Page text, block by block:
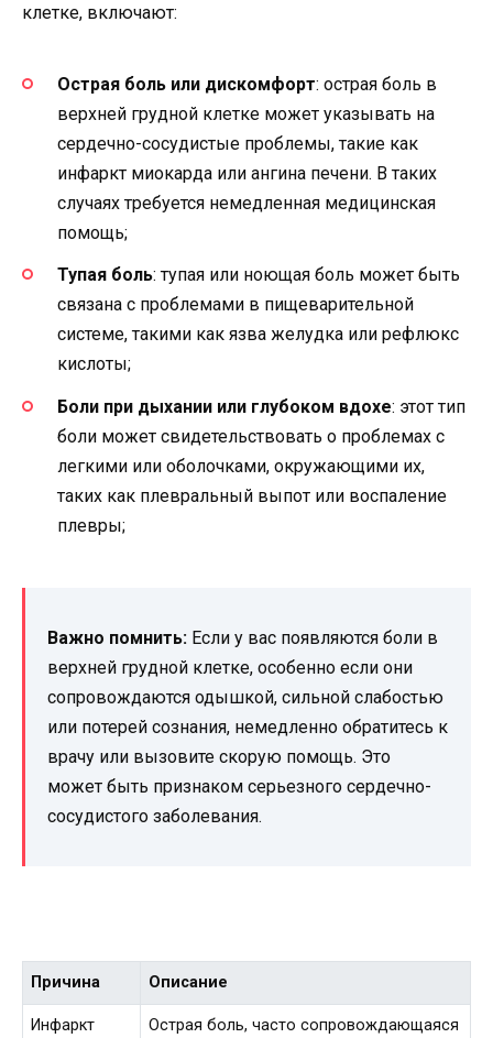
клетке, включают:
Острая боль или дискомфорт: острая боль в
верхней грудной клетке может указывать на
сердечно-сосудистые проблемы, такие как
инфаркт миокарда или ангина печени. В таких
случаях требуется немедленная медицинская
помощь;
Тупая боль: тупая или ноющая боль может быть
связана с проблемами в пищеварительной
системе, такими как язва желудка или рефлюкс
кислоты;
Боли при дыхании или глубоком вдохе: этот тип
боли может свидетельствовать о проблемах с
легкими или оболочками, окружающими их,
таких как плевральный выпот или воспаление
плевры;
Важно помнить: Если у вас появляются боли в
верхней грудной клетке, особенно если они
сопровождаются одышкой, сильной слабостью
или потерей сознания, немедленно обратитесь к
врачу или вызовите скорую помощь. Это
может быть признаком серьезного сердечно-
сосудистого заболевания.
Причина Описание
Инфаркт
Острая боль, часто сопровождающаяся